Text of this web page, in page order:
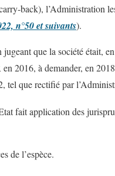
back), l’Administration
n°50 et suivants).
que la société était,
2016, à demander, en
tel que rectifié par
fait application des
de l’espèce.